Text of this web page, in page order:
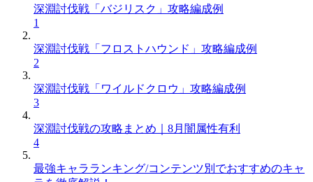
深淵討伐戦「バジリスク」攻略編成例
1
深淵討伐戦「フロストハウンド」攻略編成例
2
深淵討伐戦「ワイルドクロウ」攻略編成例
3
深淵討伐戦の攻略まとめ｜8月闇属性有利
4
最強キャラランキング/コンテンツ別でおすすめのキャ